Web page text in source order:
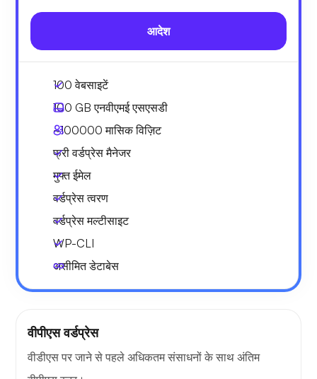
आदेश
100 वेबसाइटें
100 GB एनवीएमई एसएसडी
~100000 मासिक विज़िट
फ्री वर्डप्रेस मैनेजर
मुफ्त ईमेल
वर्डप्रेस त्वरण
वर्डप्रेस मल्टीसाइट
WP-CLI
असीमित डेटाबेस
वीपीएस वर्डप्रेस
वीडीएस पर जाने से पहले अधिकतम संसाधनों के साथ अंतिम